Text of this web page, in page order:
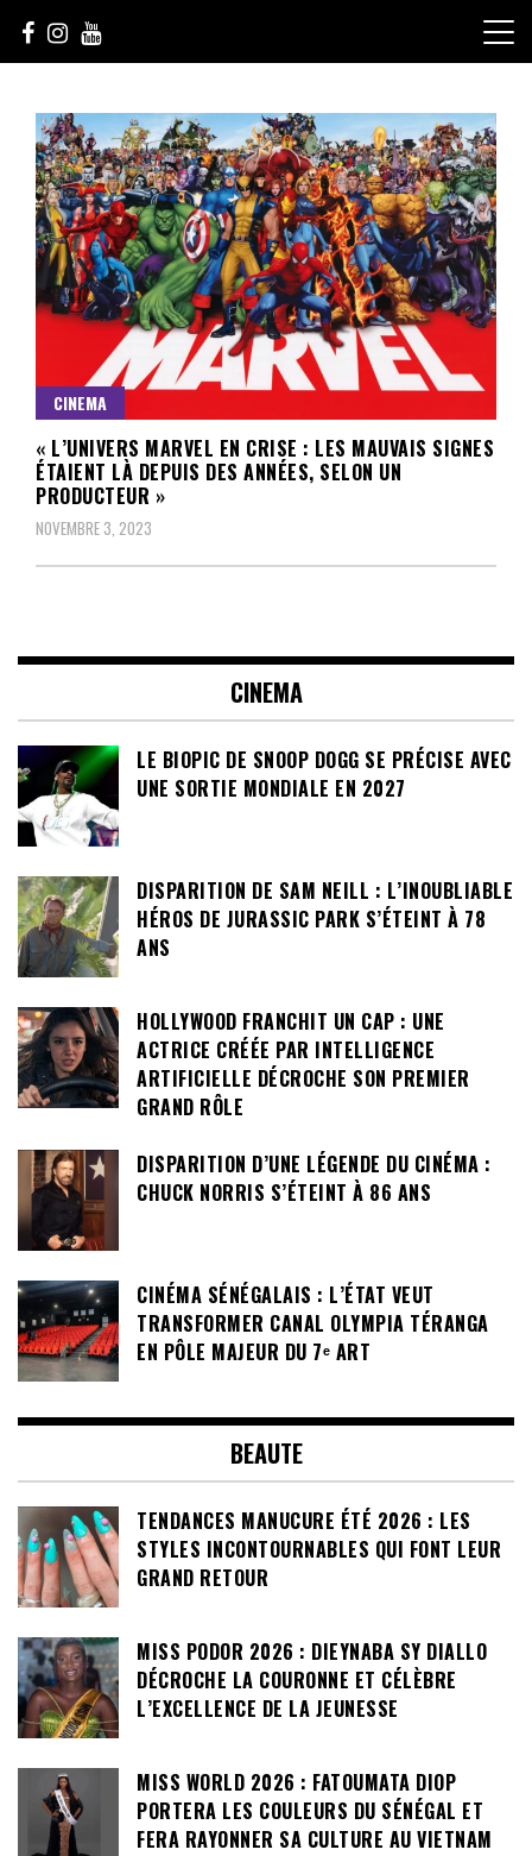
content
sunuculture
CINEMA
« L’UNIVERS MARVEL EN CRISE : LES MAUVAIS SIGNES
ÉTAIENT LÀ DEPUIS DES ANNÉES, SELON UN
PRODUCTEUR »
NOVEMBRE 3, 2023
CINEMA
LE BIOPIC DE SNOOP DOGG SE PRÉCISE AVEC
UNE SORTIE MONDIALE EN 2027
DISPARITION DE SAM NEILL : L’INOUBLIABLE
HÉROS DE JURASSIC PARK S’ÉTEINT À 78
ANS
HOLLYWOOD FRANCHIT UN CAP : UNE
ACTRICE CRÉÉE PAR INTELLIGENCE
ARTIFICIELLE DÉCROCHE SON PREMIER
GRAND RÔLE
DISPARITION D’UNE LÉGENDE DU CINÉMA :
CHUCK NORRIS S’ÉTEINT À 86 ANS
CINÉMA SÉNÉGALAIS : L’ÉTAT VEUT
TRANSFORMER CANAL OLYMPIA TÉRANGA
EN PÔLE MAJEUR DU 7ᵉ ART
BEAUTE
TENDANCES MANUCURE ÉTÉ 2026 : LES
STYLES INCONTOURNABLES QUI FONT LEUR
GRAND RETOUR
MISS PODOR 2026 : DIEYNABA SY DIALLO
DÉCROCHE LA COURONNE ET CÉLÈBRE
L’EXCELLENCE DE LA JEUNESSE
MISS WORLD 2026 : FATOUMATA DIOP
PORTERA LES COULEURS DU SÉNÉGAL ET
FERA RAYONNER SA CULTURE AU VIETNAM